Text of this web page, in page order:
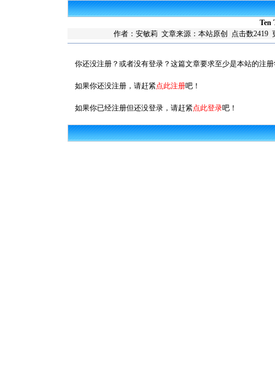
Ten
作者：安敏莉 文章来源：本站原创 点击数2419
你还没注册？或者没有登录？这篇文章要求至少是本站的注
如果你还没注册，请赶紧点此注册吧！
如果你已经注册但还没登录，请赶紧点此登录吧！